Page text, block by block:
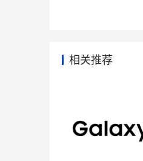
相关推荐